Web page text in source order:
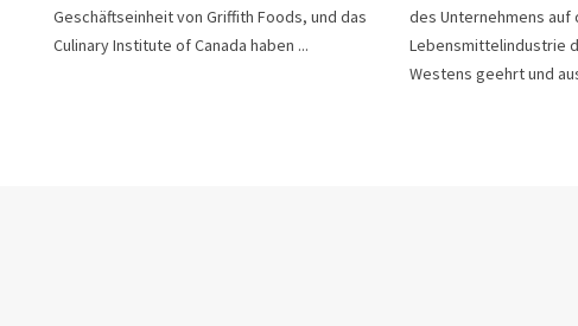
Geschäftseinheit von Griffith Foods, und das
Culinary Institute of Canada haben ...
des Unternehmens auf
Lebensmittelindustrie
Westens geehrt und